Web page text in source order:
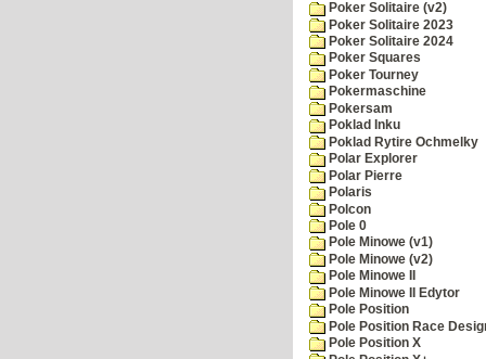
Poker Solitaire (v2)
Poker Solitaire 2023
Poker Solitaire 2024
Poker Squares
Poker Tourney
Pokermaschine
Pokersam
Poklad Inku
Poklad Rytire Ochmelky
Polar Explorer
Polar Pierre
Polaris
Polcon
Pole 0
Pole Minowe (v1)
Pole Minowe (v2)
Pole Minowe II
Pole Minowe II Edytor
Pole Position
Pole Position Race
Pole Position X